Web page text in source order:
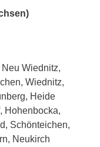
Wiednitz,
Wiednitz,
Heide
Hohenbocka,
Schönteichen,
Neukirch